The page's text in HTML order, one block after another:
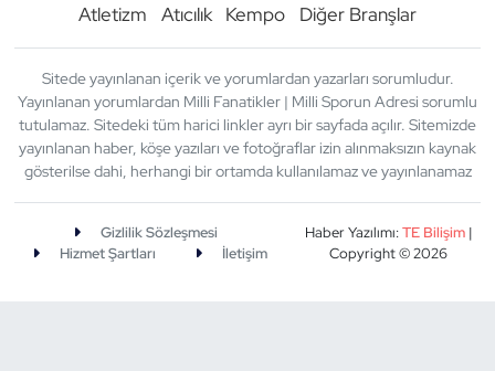
Atletizm
Atıcılık Kempo Diğer Branşlar
Sitede yayınlanan içerik ve yorumlardan yazarları sorumludur.
Yayınlanan yorumlardan Milli Fanatikler | Milli Sporun Adresi sorumlu
tutulamaz. Sitedeki tüm harici linkler ayrı bir sayfada açılır. Sitemizde
yayınlanan haber, köşe yazıları ve fotoğraflar izin alınmaksızın kaynak
gösterilse dahi, herhangi bir ortamda kullanılamaz ve yayınlanamaz
Gizlilik Sözleşmesi
Hizmet Şartları
İletişim
Haber Yazılımı:TE Bilişim|
Copyright © 2026